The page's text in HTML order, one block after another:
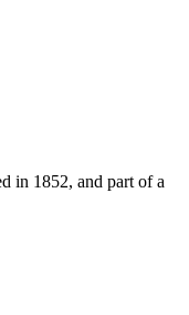
in 1852, and part of a